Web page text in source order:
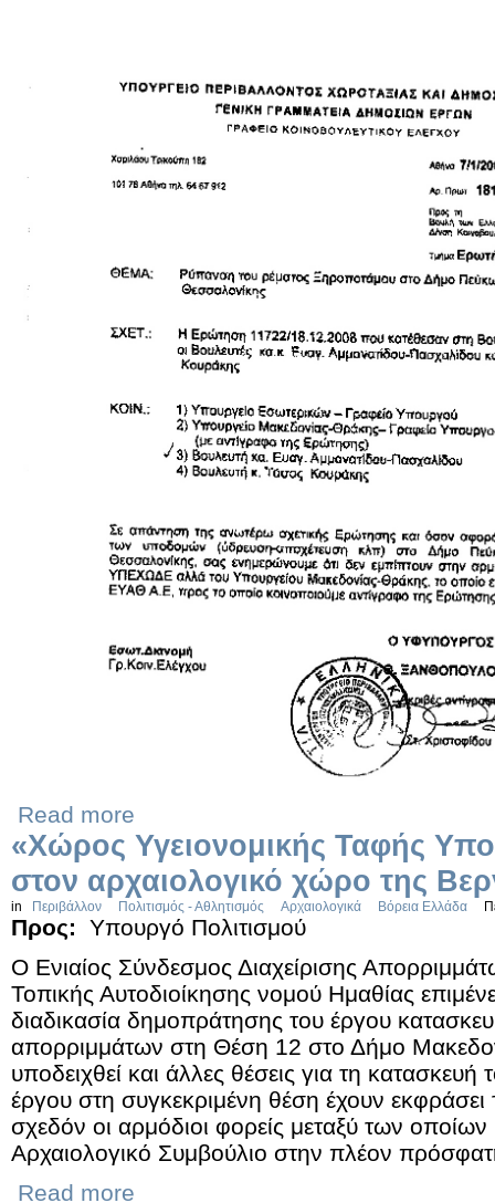
Read more
«Χώρος Υγειονομικής Ταφής
στον αρχαιολογικό χώρο της
in Περιβάλλον Πολιτισμός - Αθλητισμός Αρχαιολογικά Βόρεια Ελλάδα
Προς:
Υπουργό Πολιτισμού
Ο Ενιαίος Σύνδεσμος Διαχείρισης
Τοπικής Αυτοδιοίκησης νομού Ημαθίας
διαδικασία δημοπράτησης του έργου
απορριμμάτων στη Θέση 12 στο Δήμο
υποδειχθεί και άλλες θέσεις για τη
έργου στη συγκεκριμένη θέση έχουν εκφράσει
σχεδόν οι αρμόδιοι φορείς μεταξύ των οποίων
Αρχαιολογικό Συμβούλιο στην πλέον
Read more